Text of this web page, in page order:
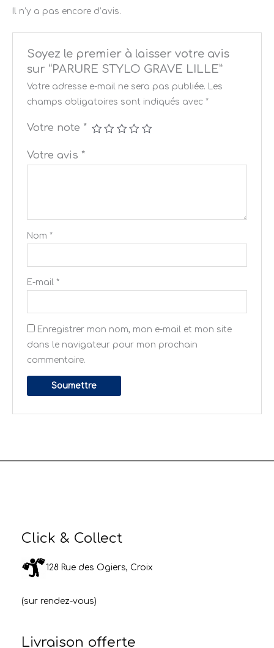
Il n’y a pas encore d’avis.
Soyez le premier à laisser votre avis
sur “PARURE STYLO GRAVE LILLE”
Votre adresse e-mail ne sera pas publiée. Les
champs obligatoires sont indiqués avec *
Votre note *
Votre avis *
Nom *
E-mail *
Enregistrer mon nom, mon e-mail et mon site
dans le navigateur pour mon prochain
commentaire.
Click & Collect
128 Rue des Ogiers, Croix
(sur rendez-vous)
Livraison offerte